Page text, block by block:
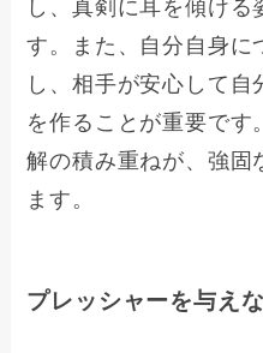
し、真剣に耳を傾け
す。また、自分自身に
し、相手が安心して
を作ることが重要です
解の積み重ねが、強固
ます。
プレッシャーを与え